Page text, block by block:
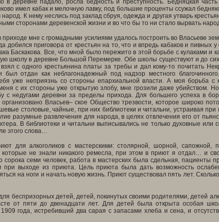
в деревне падало, росла бедность и преступность. Бедняцкая
имел кабак и мелочную лавку, под большие проценты ссужал
народ. К нему неслись под заклад сбруя, одежда и другая утварь
сторонами деревенской жизни и во что бы то ни стало вырвать
приходе мне с громадными усилиями удалось построить во Власьеве
добился приговора от крестьян на то, что и впредь кабаков и пивных
Баскакова. Все, что мной было пережито в этой борьбе с кулаками
школу в деревне Большой Перемерке. Обе школы существуют и до
с одного крестьянина платы за требы и дал кому-то почитать
был отдан как неблагонадежный под надзор местного
уже неприязнь со стороны епархиальной власти. А моя борьба
с их стороны уже открытую злобу, мне грозили даже убийством.
с недугами деревни за пределы прихода. Для большего успеха в
Власьев– ское Общество трезвости, которое широко
столовые, чайные, при них библиотеки и читальни, устраивая
разумные развлечения для народа, в целях отвлечения его от
В библиотеки и читальни выписывались не только духовные
этого слова…
для алкоголиков с мастерскими: столярной, шорной, сапожной,
которые не знали никакого ремесла, при этом в приют я отдал… и
семи человек, работа в мастерских была сдельная, пациенты
при выходе из приюта. Цель приюта была дать возможность
на ноги и начать новую жизнь. Приют существовал пять лет.
беспризорных детей, детей, покинутых своими родителями, детей
от пяти до двенадцати лет. Для детей была открыта особая
года, истребивший два сарая с запасами хлеба и сена, и